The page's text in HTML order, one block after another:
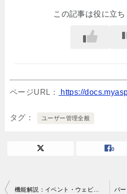
この記事は役に立ち
ページURL： https://
タグ ユーザー管理全般
0
投 機能解説：イベント・ウェビナー予約設定